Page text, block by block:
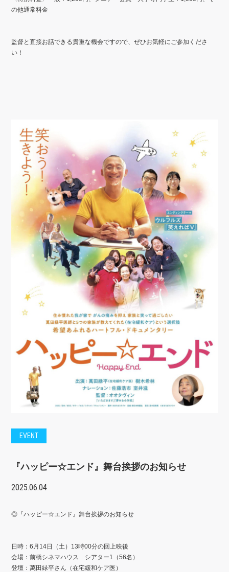
の他通常料金
監督と直接お話できる貴重な機会ですので、ぜひお気軽にご参加くださ
い！
EVENT
『ハッピー☆エンド』舞台挨拶のお知らせ
2025.06.04
◎『ハッピー☆エンド』舞台挨拶のお知らせ
日時：6月14日（土）13時00分の回上映後
会場：前橋シネマハウス シアター1（56名）
登壇：萬田緑平さん（在宅緩和ケア医）